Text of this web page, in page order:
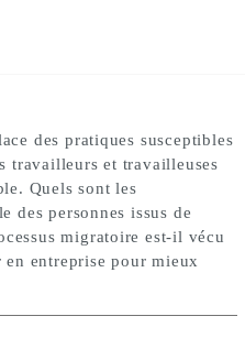
des pratiques susceptibles
travailleurs et travailleuses
Quels sont les
des personnes issus de
migratoire est-il vécu
entreprise pour mieux